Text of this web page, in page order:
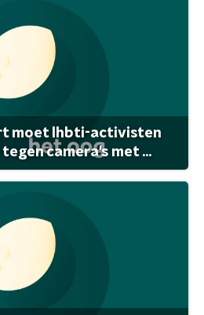
moet lhbti-activisten
camera's met ...